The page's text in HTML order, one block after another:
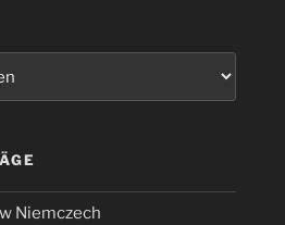
Niemczech